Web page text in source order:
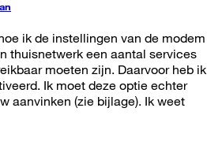
ik de instellingen van de modem
thuisnetwerk een aantal services
moeten zijn. Daarvoor heb ik
Ik moet deze optie echter
aanvinken (zie bijlage). Ik weet